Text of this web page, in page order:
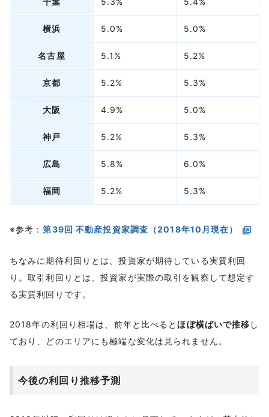
横浜 5.0% 5.0%
名古屋 5.1% 5.2%
京都 5.2% 5.3%
大阪 4.9% 5.0%
神戸 5.2% 5.3%
広島 5.8% 6.0%
福岡 5.2% 5.3%
※参考：第39回 不動産投資家調査（2018年10月現在）
ちなみに期待利回りとは、投資家が期待している実質利回
り。取引利回りとは、投資家が実際の取引を観察して想定す
る実質利回りです。
2018年の利回り相場は、前年と比べるとほぼ横ばいで推移 し
ており、どのエリアにも極端な変化は見られません。
今後の利回り推移予測